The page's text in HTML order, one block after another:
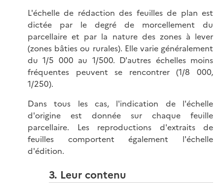
L'échelle de rédaction des feuilles de plan est
dictée par le degré de morcellement du
parcellaire et par la nature des zones à lever
(zones bâties ou rurales). Elle varie généralement
du 1/5 000 au 1/500. D'autres échelles moins
fréquentes peuvent se rencontrer (1/8 000,
1/250).
Dans tous les cas, l'indication de l'échelle
d'origine est donnée sur chaque feuille
parcellaire. Les reproductions d'extraits de
feuilles comportent également l'échelle
d'édition.
3. Leur contenu